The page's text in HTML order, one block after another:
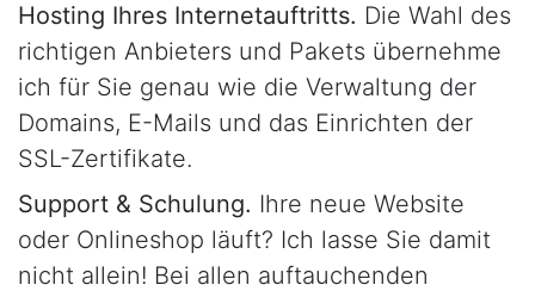
Hosting Ihres Internetauftritts. Die Wahl des
richtigen Anbieters und Pakets übernehme
ich für Sie genau wie die Verwaltung der
Domains, E-Mails und das Einrichten der
SSL-Zertifikate.
Support & Schulung. Ihre neue Website
oder Onlineshop läuft? Ich lasse Sie damit
nicht allein! Bei allen auftauchenden